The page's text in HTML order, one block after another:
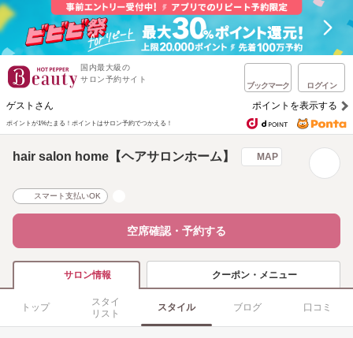
国内最大級の
サロン予約サイト
ブックマーク ログイン
ゲストさん ポイントを表示する
ポイントが1%たまる！ ポイントはサロン予約でつかえる！
hair salon home【ヘアサロンホーム】 MAP
スマート支払いOK
空席確認・予約する
サロン情報 クーポン・メニュー
トップ
スタイ
リスト
スタイル ブログ 口コミ